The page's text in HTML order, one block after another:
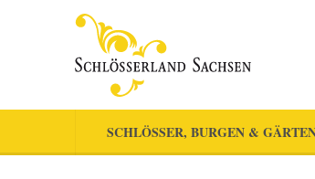
SCHLÖSSER, BURGEN &